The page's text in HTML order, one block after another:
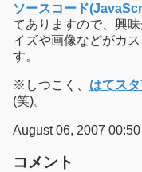
ソースコード
てありますので、興
イズや画像などがカ
す。
※しつこく、 はてス
(笑)。
August 06, 2007
コメント